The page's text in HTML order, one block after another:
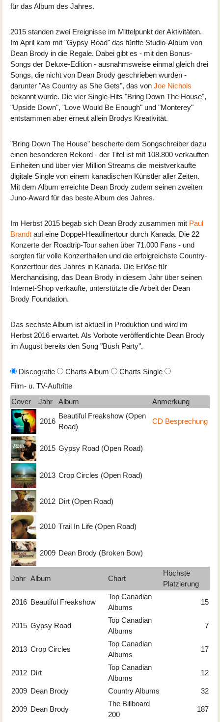
für das Album des Jahres.
2015 standen zwei Ereignisse im Mittelpunkt der Aktivitäten.
Im April kam mit "Gypsy Road" das fünfte Studio-Album von
Dean Brody in die Regale. Dabei gibt es - mit den Bonus-
Songs der Deluxe-Edition - ausnahmsweise einmal gleich drei
Songs, die nicht von Dean Brody geschrieben wurden -
darunter "As Country as She Gets", das von Joe Nichols
bekannt wurde. Die vier Single-Hits "Bring Down The House",
"Upside Down", "Love Would Be Enough" und "Monterey"
entstammen aber erneut allein Brodys Kreativität.
"Bring Down The House" bescherte dem Songschreiber dazu
einen besonderen Rekord - der Titel ist mit 108.800 verkauften
Einheiten und über vier Million Streams die meistverkaufte
digitale Single von einem kanadischen Künstler aller Zeiten.
Mit dem Album erreichte Dean Brody zudem seinen zweiten
Juno-Award für das beste Album des Jahres.
Im Herbst 2015 begab sich Dean Brody zusammen mit Paul
Brandt auf eine Doppel-Headlinertour durch Kanada. Die 22
Konzerte der Roadtrip-Tour sahen über 71.000 Fans - und
sorgten für volle Konzerthallen und die erfolgreichste Country-
Konzerttour des Jahres in Kanada. Die Erlöse für
Merchandising, das Dean Brody in diesem Jahr über seinen
Internet-Shop verkaufte, unterstützte die Arbeit der Dean
Brody Foundation.
Das sechste Album ist aktuell in Produktion und wird im
Herbst 2016 erwartet. Als Vorbote veröffentlichte Dean Brody
im August bereits den Song "Bush Party".
Discografie Charts Album
Charts Single
Film- u. TV-Auftritte
Cover
Jahr Album Anmerkung
2016
Beautiful Freakshow (Open
Road)
CD Besprechung
2015 Gypsy Road (Open Road)
2013 Crop Circles (Open Road)
2012 Dirt (Open Road)
2010 Trail In Life (Open Road)
2009 Dean Brody (Broken Bow)
Jahr Album Chart
Höchste
Platzierung
2016 Beautiful Freakshow
Top Canadian
Albums
15
2015 Gypsy Road
Top Canadian
Albums
7
2013 Crop Circles
Top Canadian
Albums
17
2012 Dirt
Top Canadian
Albums
12
2009 Dean Brody Country Albums 32
2009 Dean Brody
The Billboard
200
187